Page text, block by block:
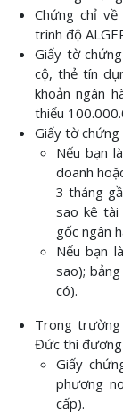
Chứng chỉ
trình độ
Giấy tờ
cộ, thẻ tín
khoản ngân
thiểu
Giấy tờ chứng
Nếu bạn
doanh
3 tháng
sao kê tài
gốc ngân
Nếu bạn
sao);
có).
Trong
Đức thì đương
Giấy
phương
cấp).